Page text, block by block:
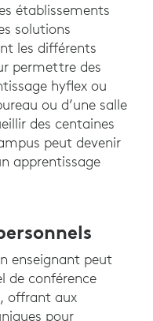
établissements
solutions
les différents
permettre des
hyflex ou
ou d’une salle
des centaines
peut devenir
apprentissage
enseignant peut
de conférence
offrant aux
pour